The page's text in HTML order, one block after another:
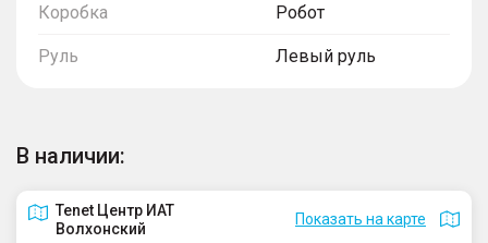
Коробка Робот
Руль Левый руль
В наличии:
Tenet Центр ИАТ
Волхонский
Показать на карте